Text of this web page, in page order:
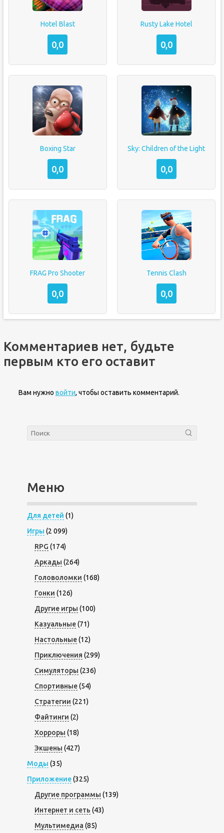
Hotel Blast
0,0
Rusty Lake Hotel
0,0
Boxing Star
0,0
Sky: Children of the Light
0,0
FRAG Pro Shooter
0,0
Tennis Clash
0,0
Комментариев нет, будьте
первым кто его оставит
Вам нужно войти, чтобы оставить комментарий.
Меню
Для детей (1)
Игры (2 099)
RPG (174)
Аркады (264)
Головоломки (168)
Гонки (126)
Другие игры (100)
Казуальные(71)
Настольные(12)
Приключения (299)
Симуляторы (236)
Спортивные(54)
Стратегии (221)
Файтинги (2)
Хорроры (18)
Экшены (427)
Моды (35)
Приложение(325)
Другие программы (139)
Интернет и сеть (43)
Мультимедиа (85)